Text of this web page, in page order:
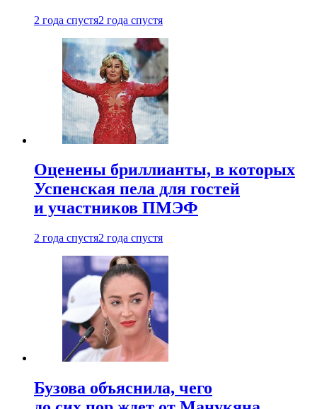
2 года спустя2 года спустя
Оценены бриллианты, в которых
Успенская пела для гостей
и участников ПМЭФ
2 года спустя2 года спустя
Бузова объяснила, чего